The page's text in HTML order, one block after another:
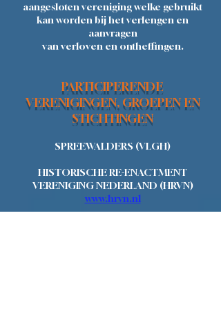
aangesloten vereniging welke gebruikt
kan worden bij het verlengen en
aanvragen
van verloven en ontheffingen.
PARTICIPERENDE
VERENIGINGEN, GROEPEN EN
STICHTINGEN
SPREEWALDERS (VLGH)
HISTORISCHE RE-ENACTMENT
VERENIGING NEDERLAND (HRVN)
www.hrvn.nl